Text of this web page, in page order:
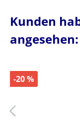
Kunden
angesehen:
-20 %